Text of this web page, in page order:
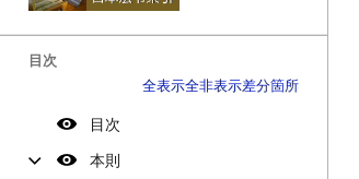
目次
全表示全非表示差分箇所
目次
本則